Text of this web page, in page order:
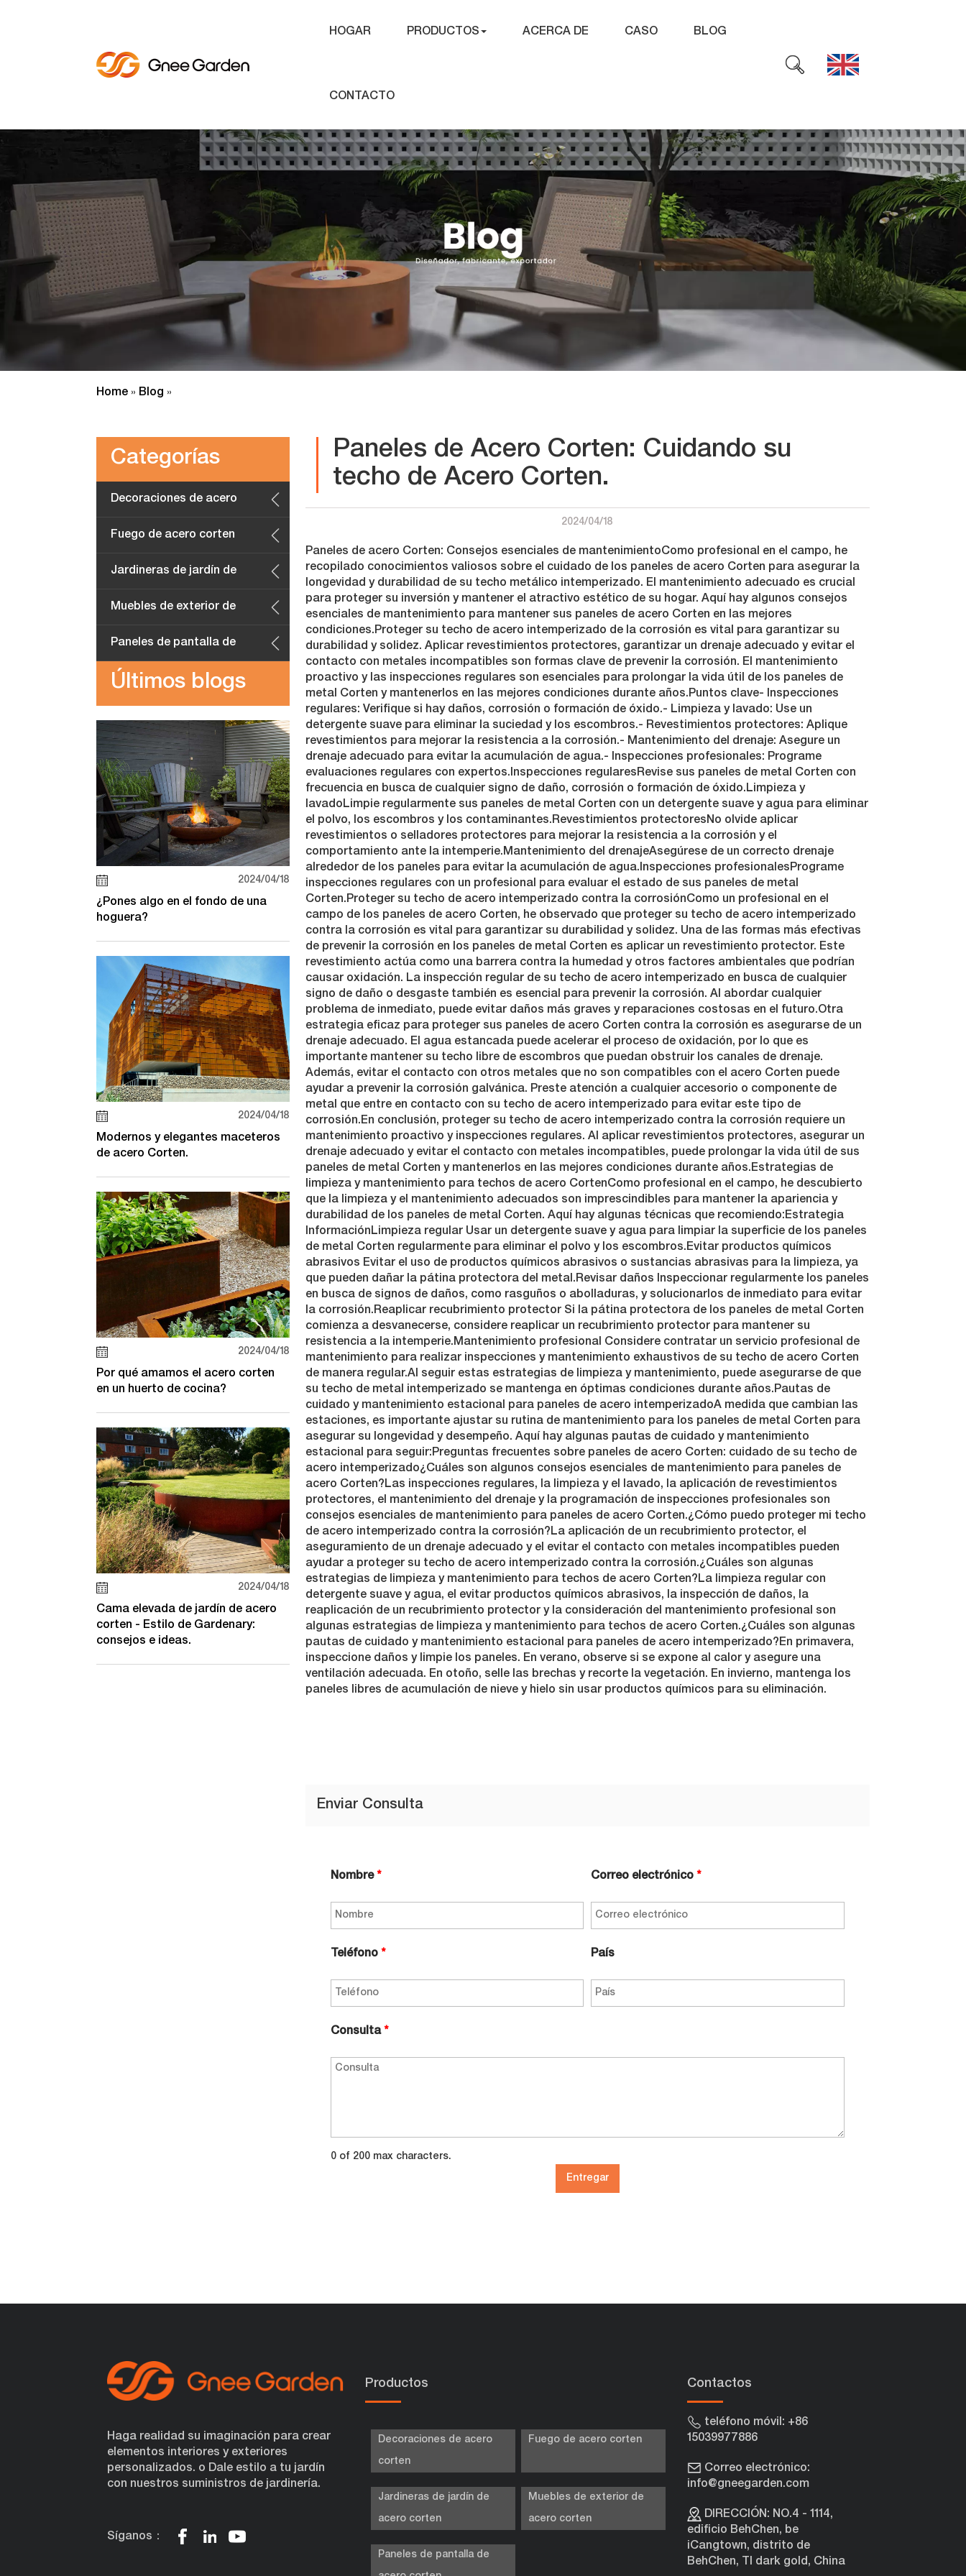
HOGAR PRODUCTOS ACERCA DE CASO BLOG
CONTACTO
Home » Blog »
Categorías
Decoraciones de acero
corten
Fuego de acero corten
Jardineras de jardín de
acero corten
Muebles de exterior de
acero corten
Paneles de pantalla de
acero corten
Últimos blogs
2024/04/18
¿Pones algo en el fondo de una
hoguera?
2024/04/18
Modernos y elegantes maceteros
de acero Corten.
2024/04/18
Por qué amamos el acero corten
en un huerto de cocina?
2024/04/18
Cama elevada de jardín de acero
corten - Estilo de Gardenary:
consejos e ideas.
Paneles de Acero Corten: Cuidando su
techo de Acero Corten.
2024/04/18
Paneles de acero Corten: Consejos esenciales de mantenimientoComo profesional en el campo, he
recopilado conocimientos valiosos sobre el cuidado de los paneles de acero Corten para asegurar la
longevidad y durabilidad de su techo metálico intemperizado. El mantenimiento adecuado es crucial
para proteger su inversión y mantener el atractivo estético de su hogar. Aquí hay algunos consejos
esenciales de mantenimiento para mantener sus paneles de acero Corten en las mejores
condiciones.Proteger su techo de acero intemperizado de la corrosión es vital para garantizar su
durabilidad y solidez. Aplicar revestimientos protectores, garantizar un drenaje adecuado y evitar el
contacto con metales incompatibles son formas clave de prevenir la corrosión. El mantenimiento
proactivo y las inspecciones regulares son esenciales para prolongar la vida útil de los paneles de
metal Corten y mantenerlos en las mejores condiciones durante años.Puntos clave- Inspecciones
regulares: Verifique si hay daños, corrosión o formación de óxido.- Limpieza y lavado: Use un
detergente suave para eliminar la suciedad y los escombros.- Revestimientos protectores: Aplique
revestimientos para mejorar la resistencia a la corrosión.- Mantenimiento del drenaje: Asegure un
drenaje adecuado para evitar la acumulación de agua.- Inspecciones profesionales: Programe
evaluaciones regulares con expertos.Inspecciones regularesRevise sus paneles de metal Corten con
frecuencia en busca de cualquier signo de daño, corrosión o formación de óxido.Limpieza y
lavadoLimpie regularmente sus paneles de metal Corten con un detergente suave y agua para eliminar
el polvo, los escombros y los contaminantes.Revestimientos protectoresNo olvide aplicar
revestimientos o selladores protectores para mejorar la resistencia a la corrosión y el
comportamiento ante la intemperie.Mantenimiento del drenajeAsegúrese de un correcto drenaje
alrededor de los paneles para evitar la acumulación de agua.Inspecciones profesionalesPrograme
inspecciones regulares con un profesional para evaluar el estado de sus paneles de metal
Corten.Proteger su techo de acero intemperizado contra la corrosiónComo un profesional en el
campo de los paneles de acero Corten, he observado que proteger su techo de acero intemperizado
contra la corrosión es vital para garantizar su durabilidad y solidez. Una de las formas más efectivas
de prevenir la corrosión en los paneles de metal Corten es aplicar un revestimiento protector. Este
revestimiento actúa como una barrera contra la humedad y otros factores ambientales que podrían
causar oxidación. La inspección regular de su techo de acero intemperizado en busca de cualquier
signo de daño o desgaste también es esencial para prevenir la corrosión. Al abordar cualquier
problema de inmediato, puede evitar daños más graves y reparaciones costosas en el futuro.Otra
estrategia eficaz para proteger sus paneles de acero Corten contra la corrosión es asegurarse de un
drenaje adecuado. El agua estancada puede acelerar el proceso de oxidación, por lo que es
importante mantener su techo libre de escombros que puedan obstruir los canales de drenaje.
Además, evitar el contacto con otros metales que no son compatibles con el acero Corten puede
ayudar a prevenir la corrosión galvánica. Preste atención a cualquier accesorio o componente de
metal que entre en contacto con su techo de acero intemperizado para evitar este tipo de
corrosión.En conclusión, proteger su techo de acero intemperizado contra la corrosión requiere un
mantenimiento proactivo y inspecciones regulares. Al aplicar revestimientos protectores, asegurar un
drenaje adecuado y evitar el contacto con metales incompatibles, puede prolongar la vida útil de sus
paneles de metal Corten y mantenerlos en las mejores condiciones durante años.Estrategias de
limpieza y mantenimiento para techos de acero CortenComo profesional en el campo, he descubierto
que la limpieza y el mantenimiento adecuados son imprescindibles para mantener la apariencia y
durabilidad de los paneles de metal Corten. Aquí hay algunas técnicas que recomiendo:Estrategia
InformaciónLimpieza regular Usar un detergente suave y agua para limpiar la superficie de los paneles
de metal Corten regularmente para eliminar el polvo y los escombros.Evitar productos químicos
abrasivos Evitar el uso de productos químicos abrasivos o sustancias abrasivas para la limpieza, ya
que pueden dañar la pátina protectora del metal.Revisar daños Inspeccionar regularmente los paneles
en busca de signos de daños, como rasguños o abolladuras, y solucionarlos de inmediato para evitar
la corrosión.Reaplicar recubrimiento protector Si la pátina protectora de los paneles de metal Corten
comienza a desvanecerse, considere reaplicar un recubrimiento protector para mantener su
resistencia a la intemperie.Mantenimiento profesional Considere contratar un servicio profesional de
mantenimiento para realizar inspecciones y mantenimiento exhaustivos de su techo de acero Corten
de manera regular.Al seguir estas estrategias de limpieza y mantenimiento, puede asegurarse de que
su techo de metal intemperizado se mantenga en óptimas condiciones durante años.Pautas de
cuidado y mantenimiento estacional para paneles de acero intemperizadoA medida que cambian las
estaciones, es importante ajustar su rutina de mantenimiento para los paneles de metal Corten para
asegurar su longevidad y desempeño. Aquí hay algunas pautas de cuidado y mantenimiento
estacional para seguir:Preguntas frecuentes sobre paneles de acero Corten: cuidado de su techo de
acero intemperizado¿Cuáles son algunos consejos esenciales de mantenimiento para paneles de
acero Corten?Las inspecciones regulares, la limpieza y el lavado, la aplicación de revestimientos
protectores, el mantenimiento del drenaje y la programación de inspecciones profesionales son
consejos esenciales de mantenimiento para paneles de acero Corten.¿Cómo puedo proteger mi techo
de acero intemperizado contra la corrosión?La aplicación de un recubrimiento protector, el
aseguramiento de un drenaje adecuado y el evitar el contacto con metales incompatibles pueden
ayudar a proteger su techo de acero intemperizado contra la corrosión.¿Cuáles son algunas
estrategias de limpieza y mantenimiento para techos de acero Corten?La limpieza regular con
detergente suave y agua, el evitar productos químicos abrasivos, la inspección de daños, la
reaplicación de un recubrimiento protector y la consideración del mantenimiento profesional son
algunas estrategias de limpieza y mantenimiento para techos de acero Corten.¿Cuáles son algunas
pautas de cuidado y mantenimiento estacional para paneles de acero intemperizado?En primavera,
inspeccione daños y limpie los paneles. En verano, observe si se expone al calor y asegure una
ventilación adecuada. En otoño, selle las brechas y recorte la vegetación. En invierno, mantenga los
paneles libres de acumulación de nieve y hielo sin usar productos químicos para su eliminación.
Enviar Consulta
Nombre* Correo electrónico *
Teléfono* País
Consulta*
0 of 200 max characters.
Entregar
Haga realidad su imaginación para crear
elementos interiores y exteriores
personalizados. o Dale estilo a tu jardín
con nuestros suministros de jardinería.
Síganos：
Productos
Decoraciones de acero
corten
Fuego de acero corten
Jardineras de jardín de
acero corten
Muebles de exterior de
acero corten
Paneles de pantalla de
Contactos
teléfono móvil: +86
15039977886
Correo electrónico:
info@gneegarden.com
DIRECCIÓN: NO.4 - 1114,
edificio BehChen, be
iCangtown, distrito de
BehChen, TI dark gold, China